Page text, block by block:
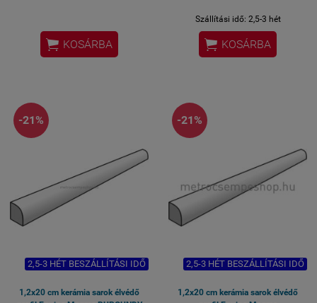
 KOSÁRBA
Szállítási idő: 2,5-3 hét
 KOSÁRBA
-21%
2,5-3 HÉT BESZÁLLÍTÁSI IDŐ
1,2x20 cm kerámia sarok élvédő
-21%
2,5-3 HÉT BESZÁLLÍTÁSI IDŐ
1,2x20 cm kerámia sarok élvédő